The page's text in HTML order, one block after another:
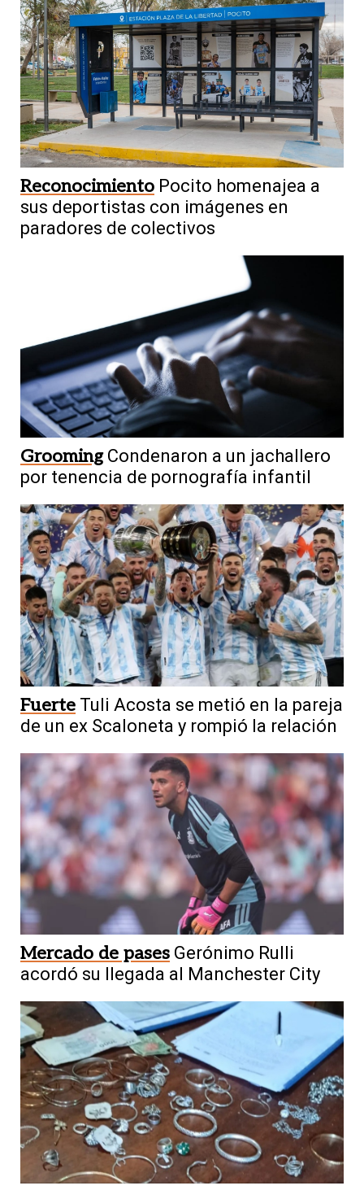
Reconocimiento Pocito homenajea a
sus deportistas con imágenes en
paradores de colectivos
Grooming Condenaron a un jachallero
por tenencia de pornografía infantil
Fuerte Tuli Acosta se metió en la pareja
de un ex Scaloneta y rompió la relación
Mercado de pases Gerónimo Rulli
acordó su llegada al Manchester City